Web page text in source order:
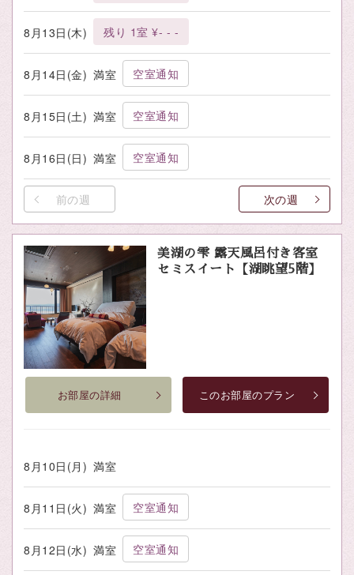
8月13日(木) 残り 1室 ¥- - -
8月14日(金) 満室 空室通知
8月15日(土) 満室 空室通知
8月16日(日) 満室 空室通知
前の週 次の週
美湖の雫 露天風呂付き客室
セミスイート【湖眺望5階】
お部屋の詳細 このお部屋のプラン
8月10日(月) 満室
8月11日(火) 満室 空室通知
8月12日(水) 満室 空室通知